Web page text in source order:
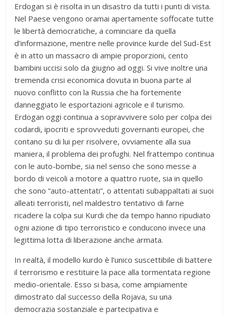
Erdogan si è risolta in un disastro da tutti i punti di vista.
Nel Paese vengono oramai apertamente soffocate tutte
le libertà democratiche, a cominciare da quella
d’informazione, mentre nelle province kurde del Sud-Est
è in atto un massacro di ampie proporzioni, cento
bambini uccisi solo da giugno ad oggi. Si vive inoltre una
tremenda crisi economica dovuta in buona parte al
nuovo conflitto con la Russia che ha fortemente
danneggiato le esportazioni agricole e il turismo.
Erdogan oggi continua a sopravvivere solo per colpa dei
codardi, ipocriti e sprovveduti governanti europei, che
contano su di lui per risolvere, ovviamente alla sua
maniera, il problema dei profughi. Nel frattempo continua
con le auto-bombe, sia nel senso che sono messe a
bordo di veicoli a motore a quattro ruote, sia in quello
che sono “auto-attentati”, o attentati subappaltati ai suoi
alleati terroristi, nel maldestro tentativo di farne
ricadere la colpa sui Kurdi che da tempo hanno ripudiato
ogni azione di tipo terroristico e conducono invece una
legittima lotta di liberazione anche armata.
In realtà, il modello kurdo è l’unico suscettibile di battere
il terrorismo e restituire la pace alla tormentata regione
medio-orientale. Esso si basa, come ampiamente
dimostrato dal successo della Rojava, su una
democrazia sostanziale e partecipativa e